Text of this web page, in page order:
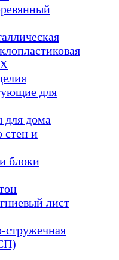
для
для дома
стен и
блоки
лист
стружечная